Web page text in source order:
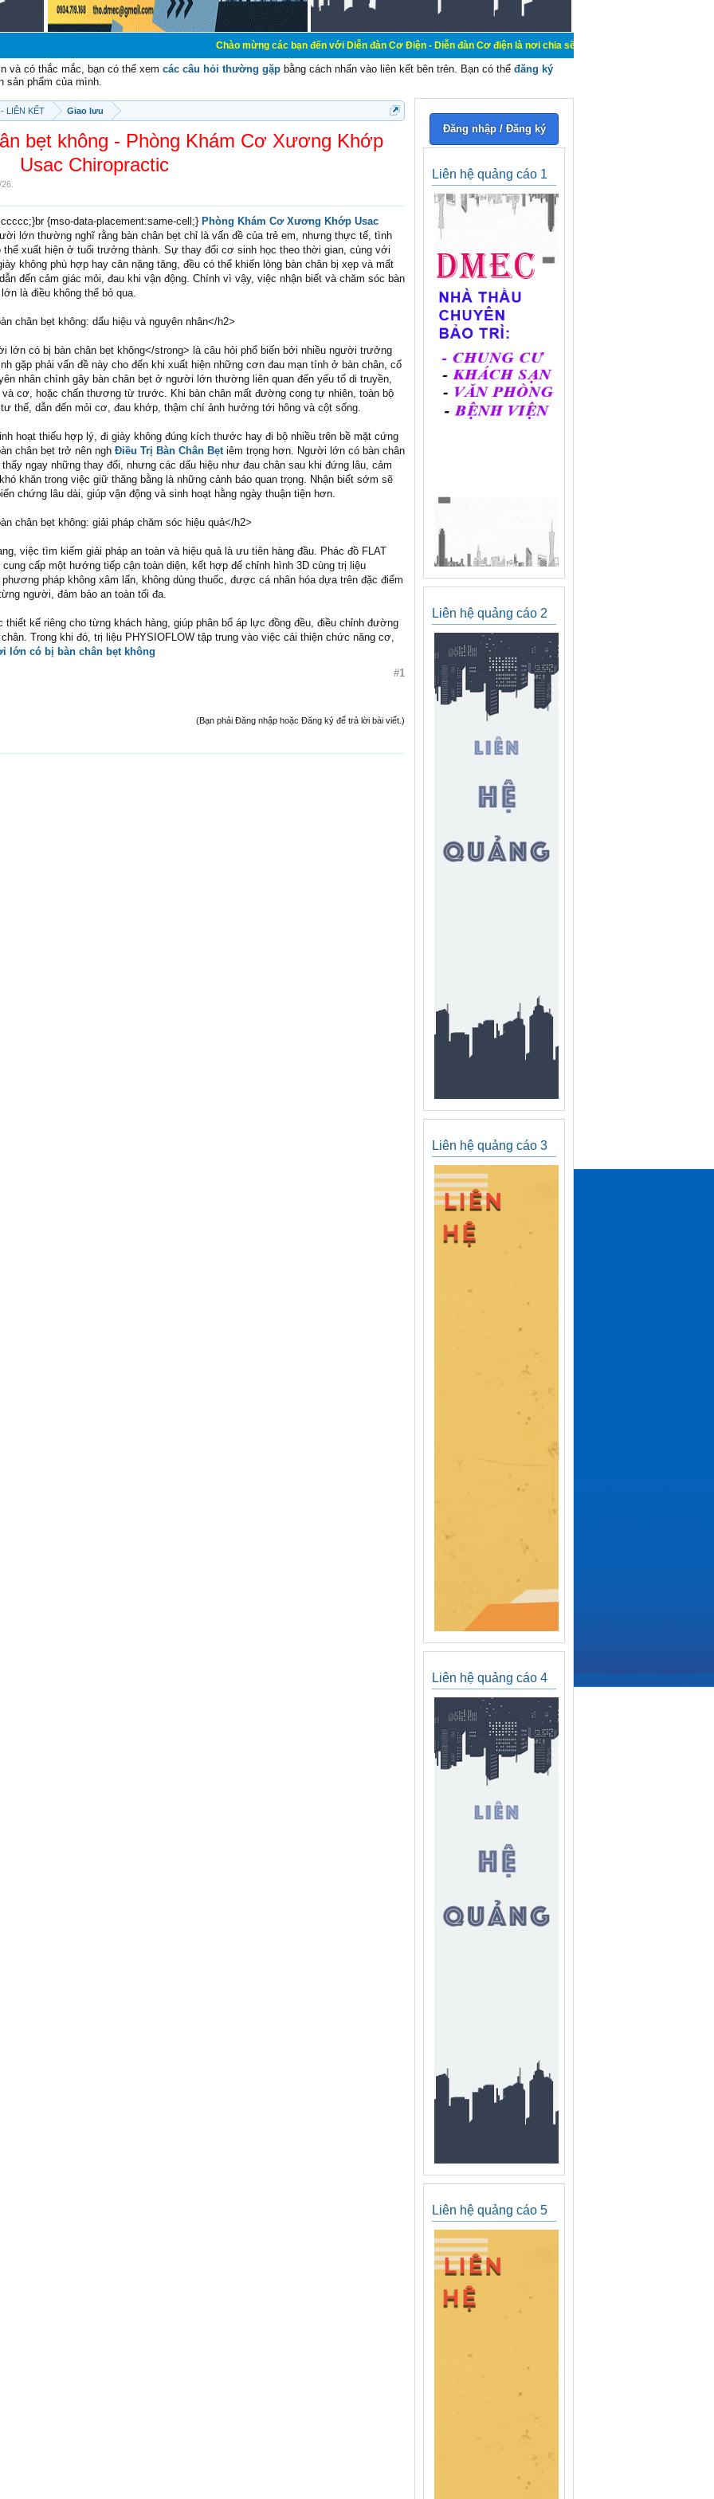
Chào mừng các bạn đến với Diễn đàn Cơ Điện - Diễn đàn Cơ điện là nơi chia sẽ kiến thức kinh nghiệm trong lãnh vực
và có thắc mắc, bạn có thể xem các câu hỏi thường gặp bằng cách nhấn vào liên kết bên trên. Bạn có thể đăng ký
sản phẩm của mình.
LIÊN KẾT Giao lưu
bẹt không - Phòng Khám Cơ Xương Khớp
Usac Chiropractic
26
{mso-data-placement:same-cell;} Phòng Khám Cơ Xương Khớp Usac
lớn thường nghĩ rằng bàn chân bẹt chỉ là vấn đề của trẻ em, nhưng thực tế, tình
thể xuất hiện ở tuổi trưởng thành. Sự thay đổi cơ sinh học theo thời gian, cùng với
không phù hợp hay cân nặng tăng, đều có thể khiến lòng bàn chân bị xẹp và mất
đến cảm giác mỏi, đau khi vận động. Chính vì vậy, việc nhận biết và chăm sóc bàn
là điều không thể bỏ qua.
chân bẹt không: dấu hiệu và nguyên nhân</h2>
lớn có bị bàn chân bẹt không</strong> là câu hỏi phổ biến bởi nhiều người trưởng
gặp phải vấn đề này cho đến khi xuất hiện những cơn đau mạn tính ở bàn chân, cổ
nhân chính gây bàn chân bẹt ở người lớn thường liên quan đến yếu tố di truyền,
và cơ, hoặc chấn thương từ trước. Khi bàn chân mất đường cong tự nhiên, toàn bộ
thế, dẫn đến mỏi cơ, đau khớp, thậm chí ảnh hưởng tới hông và cột sống.
hoạt thiếu hợp lý, đi giày không đúng kích thước hay đi bộ nhiều trên bề mặt cứng
chân bẹt trở nên ngh Điều Trị Bàn Chân Bẹtiêm trọng hơn. Người lớn có bàn chân
thấy ngay những thay đổi, nhưng các dấu hiệu như đau chân sau khi đứng lâu, cảm
khăn trong việc giữ thăng bằng là những cảnh báo quan trọng. Nhận biết sớm sẽ
chứng lâu dài, giúp vận động và sinh hoạt hằng ngày thuận tiện hơn.
chân bẹt không: giải pháp chăm sóc hiệu quả</h2>
việc tìm kiếm giải pháp an toàn và hiệu quả là ưu tiên hàng đầu. Phác đồ FLAT
cung cấp một hướng tiếp cận toàn diện, kết hợp đế chỉnh hình 3D cùng trị liệu
pháp không xâm lấn, không dùng thuốc, được cá nhân hóa dựa trên đặc điểm
người, đảm bảo an toàn tối đa.
kế riêng cho từng khách hàng, giúp phân bổ áp lực đồng đều, điều chỉnh đường
Trong khi đó, trị liệu PHYSIOFLOW tập trung vào việc cải thiện chức năng cơ,
lớn có bị bàn chân bẹt không
#1
(Bạn phải Đăng nhập hoặc Đăng ký để trả lời bài viết.)
Đăng nhập / Đăng ký
Liên hệ quảng cáo 1
Liên hệ quảng cáo 2
Liên hệ quảng cáo 3
Liên hệ quảng cáo 4
Liên hệ quảng cáo 5